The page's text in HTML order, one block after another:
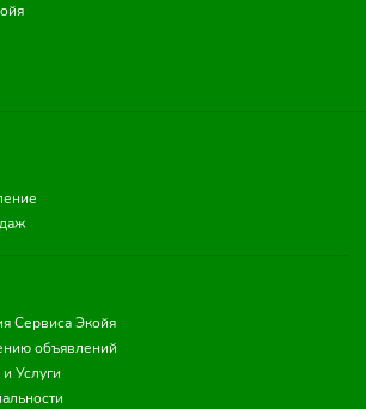
Сервиса Экойя
объявлений
Услуги